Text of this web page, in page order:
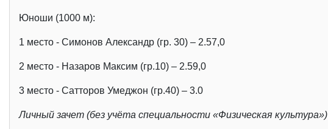
Юноши (1000 м):
1 место - Симонов Александр (гр. 30) – 2.57,0
2 место - Назаров Максим (гр.10) – 2.59,0
3 место - Сатторов Умеджон (гр.40) – 3.0
Личный зачет (без учёта специальности «Физическая культура»)